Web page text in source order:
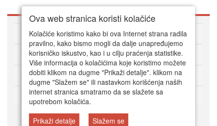
O DVD Zoni
Kako kupovati online
Korisnički servis
Način plaćanja
Ova web stranica koristi kolačiće
Kolačiće koristimo kako bi ova Internet strana radila
pravilno, kako bismo mogli da dalje unapređujemo
korisničko iskustvo, kao i u cilju praćenja statistike.
Više informacija o kolačićima koje koristimo možete
dobiti klikom na dugme "Prikaži detalje". klikom na
dugme "Slažem se" ili nastavkom korišćenja naših
internet stranica smatramo da se slažete sa
upotrebom kolačića.
Prikaži detalje
Slažem se